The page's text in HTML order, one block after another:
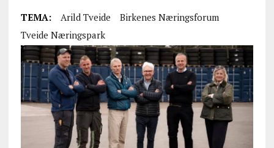
TEMA: Arild Tveide
Birkenes Næringsforum
Tveide Næringspark